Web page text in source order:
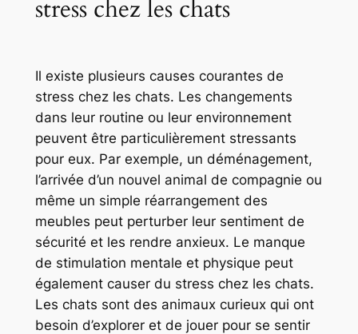
stress chez les chats
Il existe plusieurs causes courantes de
stress chez les chats. Les changements
dans leur routine ou leur environnement
peuvent être particulièrement stressants
pour eux. Par exemple, un déménagement,
l’arrivée d’un nouvel animal de compagnie ou
même un simple réarrangement des
meubles peut perturber leur sentiment de
sécurité et les rendre anxieux. Le manque
de stimulation mentale et physique peut
également causer du stress chez les chats.
Les chats sont des animaux curieux qui ont
besoin d’explorer et de jouer pour se sentir